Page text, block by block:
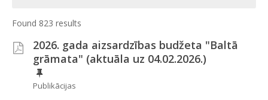
Found 823 results
2026. gada aizsardzības budžeta "Baltā
grāmata" (aktuāla uz 04.02.2026.)
Publikācijas